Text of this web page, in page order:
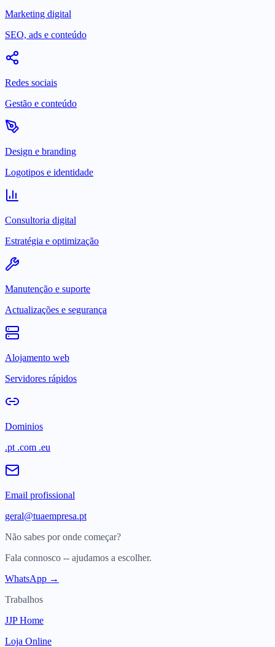
Marketing digital
SEO, ads e conteúdo
Redes sociais
Gestão e conteúdo
Design e branding
Logotipos e identidade
Consultoria digital
Estratégia e optimização
Manutenção e suporte
Actualizações e segurança
Alojamento web
Servidores rápidos
Dominios
.pt .com .eu
Email profissional
geral@tuaempresa.pt
Não sabes por onde começar?
Fala connosco -- ajudamos a escolher.
WhatsApp →
Trabalhos
JJP Home
Loja Online